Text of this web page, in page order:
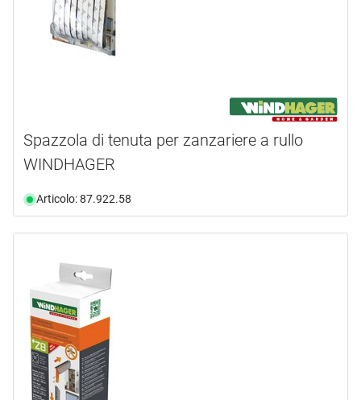
Spazzola di tenuta per zanzariere a rullo
WINDHAGER
Articolo: 87.922.58